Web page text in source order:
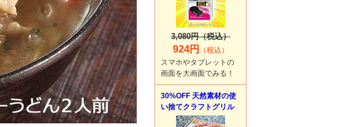
3,080円（税込）
924円
（税込）
スマホやタブレットの
画面を大画面でみる！
30%OFF 天然素材の使
い捨てクラフトグリル